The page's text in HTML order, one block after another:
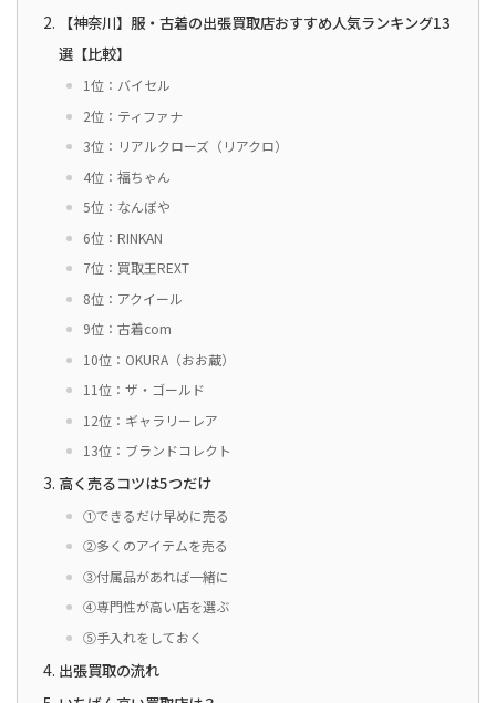
【神奈川】服・古着の出張買取店おすすめ人気ランキング13
選【比較】
1位：バイセル
2位：ティファナ
3位：リアルクローズ（リアクロ）
4位：福ちゃん
5位：なんぼや
6位：RINKAN
7位：買取王REXT
8位：アクイール
9位：古着com
10位：OKURA（おお蔵）
11位：ザ・ゴールド
12位：ギャラリーレア
13位：ブランドコレクト
高く売るコツは5つだけ
①できるだけ早めに売る
②多くのアイテムを売る
③付属品があれば一緒に
④専門性が高い店を選ぶ
⑤手入れをしておく
出張買取の流れ